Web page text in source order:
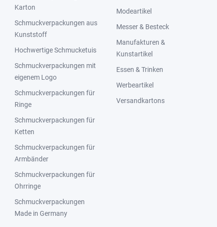
Karton
Schmuckverpackungen aus
Kunststoff
Hochwertige Schmucketuis
Schmuckverpackungen mit
eigenem Logo
Schmuckverpackungen für
Ringe
Schmuckverpackungen für
Ketten
Schmuckverpackungen für
Armbänder
Schmuckverpackungen für
Ohrringe
Schmuckverpackungen
Made in Germany
Modeartikel
Messer & Besteck
Manufakturen &
Kunstartikel
Essen & Trinken
Werbeartikel
Versandkartons